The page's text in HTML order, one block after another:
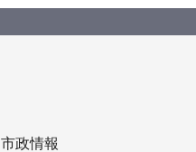
市政情報